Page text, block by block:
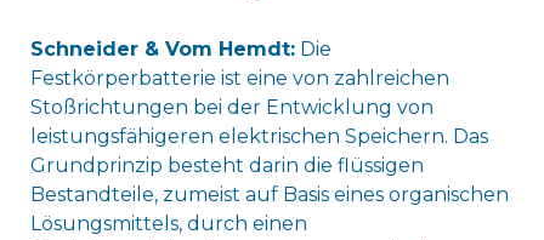
Schneider & Vom Hemdt:Die
Festkörperbatterie ist eine von zahlreichen
Stoßrichtungen bei der Entwicklung von
leistungsfähigeren elektrischen Speichern. Das
Grundprinzip besteht darin die flüssigen
Bestandteile, zumeist auf Basis eines organischen
Lösungsmittels, durch einen